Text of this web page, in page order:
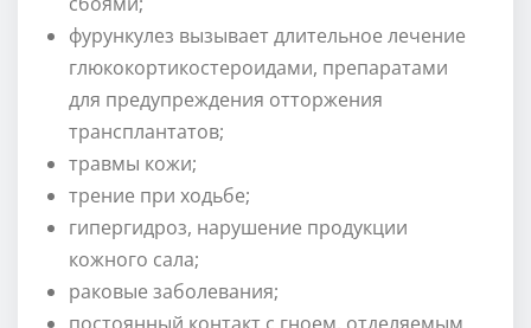
фурункулез вызывает длительное лечение
глюкокортикостероидами, препаратами
для предупреждения отторжения
трансплантатов;
травмы кожи;
трение при ходьбе;
гипергидроз, нарушение продукции
кожного сала;
раковые заболевания;